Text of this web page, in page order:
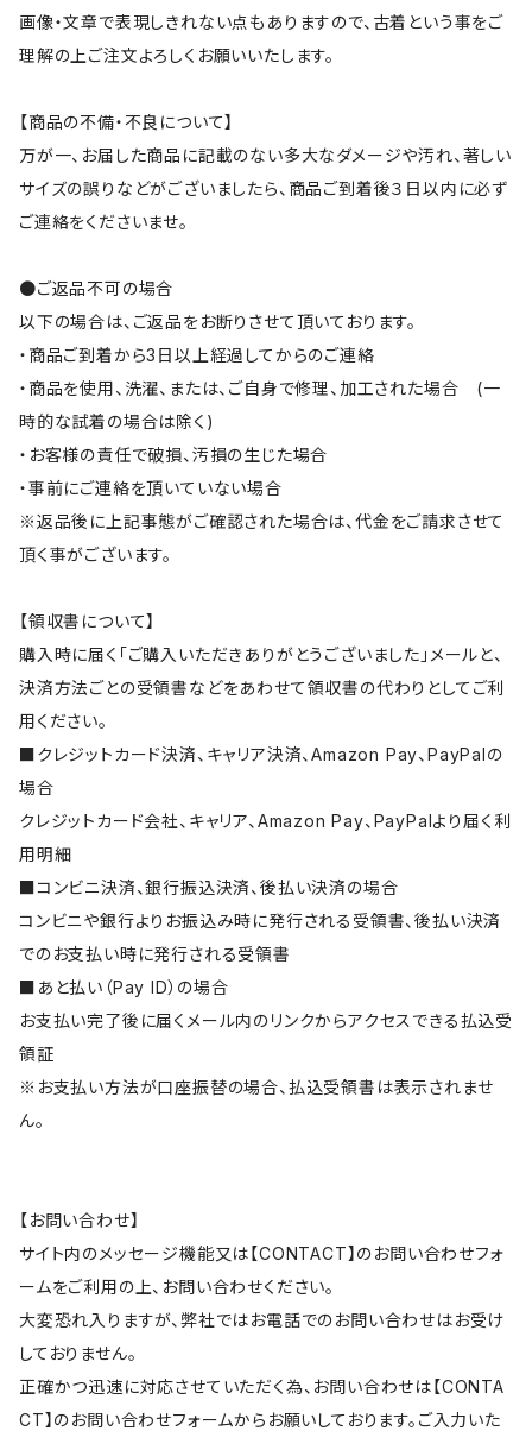
画像・文章で表現しきれない点もありますので、古着という事をご
理解の上ご注文よろしくお願いいたします。
【商品の不備・不良について】
万が一、お届した商品に記載のない多大なダメージや汚れ、著しい
サイズの誤りなどがございましたら、商品ご到着後３日以内に必ず
ご連絡をくださいませ。
●ご返品不可の場合
以下の場合は、ご返品をお断りさせて頂いております。
・商品ご到着から3日以上経過してからのご連絡
・商品を使用、洗濯、または、ご自身で修理、加工された場合 (一
時的な試着の場合は除く)
・お客様の責任で破損、汚損の生じた場合
・事前にご連絡を頂いていない場合
※返品後に上記事態がご確認された場合は、代金をご請求させて
頂く事がございます。
【領収書について】
購入時に届く「ご購入いただきありがとうございました」メールと、
決済方法ごとの受領書などをあわせて領収書の代わりとしてご利
用ください。
■クレジットカード決済、キャリア決済、Amazon Pay、PayPalの
場合
クレジットカード会社、キャリア、Amazon Pay、PayPalより届く利
用明細
■コンビニ決済、銀行振込決済、後払い決済の場合
コンビニや銀行よりお振込み時に発行される受領書、後払い決済
でのお支払い時に発行される受領書
■あと払い（Pay ID）の場合
お支払い完了後に届くメール内のリンクからアクセスできる払込受
領証
※お支払い方法が口座振替の場合、払込受領書は表示されませ
ん。
【お問い合わせ】
サイト内のメッセージ機能又は【CONTACT】のお問い合わせフォ
ームをご利用の上、お問い合わせください。
大変恐れ入りますが、弊社ではお電話でのお問い合わせはお受け
しておりません。
正確かつ迅速に対応させていただく為、お問い合わせは【CONTA
CT】のお問い合わせフォームからお願いしております。ご入力いた